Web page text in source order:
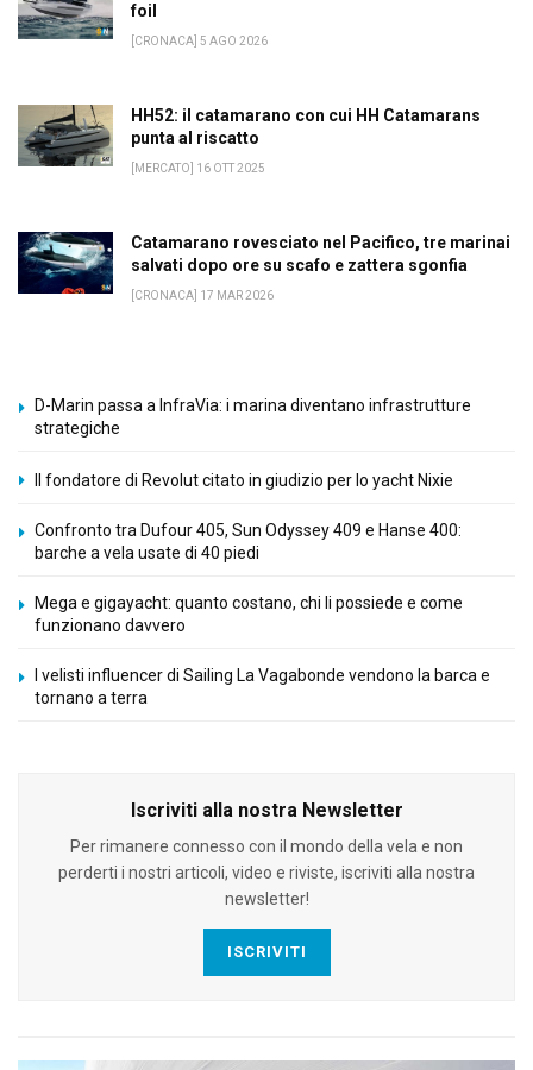
foil
[CRONACA] 5 AGO 2026
HH52: il catamarano con cui HH Catamarans
punta al riscatto
[MERCATO] 16 OTT 2025
Catamarano rovesciato nel Pacifico, tre marinai
salvati dopo ore su scafo e zattera sgonfia
[CRONACA] 17 MAR 2026
D-Marin passa a InfraVia: i marina diventano infrastrutture
strategiche
Il fondatore di Revolut citato in giudizio per lo yacht Nixie
Confronto tra Dufour 405, Sun Odyssey 409 e Hanse 400:
barche a vela usate di 40 piedi
Mega e gigayacht: quanto costano, chi li possiede e come
funzionano davvero
I velisti influencer di Sailing La Vagabonde vendono la barca e
tornano a terra
Iscriviti alla nostra Newsletter
Per rimanere connesso con il mondo della vela e non
perderti i nostri articoli, video e riviste, iscriviti alla nostra
newsletter!
ISCRIVITI